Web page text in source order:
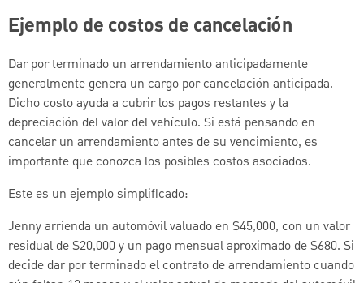
Ejemplo de costos de cancelación
Dar por terminado un arrendamiento anticipadamente
generalmente genera un cargo por cancelación anticipada.
Dicho costo ayuda a cubrir los pagos restantes y la
depreciación del valor del vehículo. Si está pensando en
cancelar un arrendamiento antes de su vencimiento, es
importante que conozca los posibles costos asociados.
Este es un ejemplo simplificado:
Jenny arrienda un automóvil valuado en $45,000, con un valor
residual de $20,000 y un pago mensual aproximado de $680. Si
decide dar por terminado el contrato de arrendamiento cuando